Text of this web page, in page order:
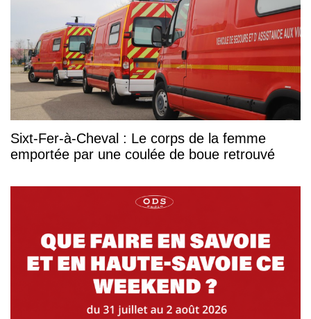
Sixt-Fer-à-Cheval : Le corps de la femme
emportée par une coulée de boue retrouvé